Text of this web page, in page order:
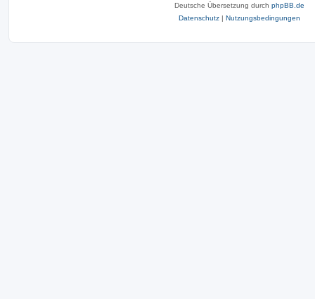
Deutsche Übersetzung durch phpBB.de
Datenschutz | Nutzungsbedingungen